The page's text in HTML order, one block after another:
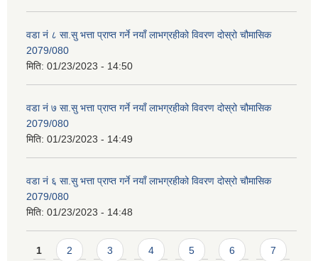
वडा नं ८ सा.सु भत्ता प्राप्त गर्ने नयाँ लाभग्रहीको विवरण दोस्रो चौमासिक
2079/080
मिति: 01/23/2023 - 14:50
वडा नं ७ सा.सु भत्ता प्राप्त गर्ने नयाँ लाभग्रहीको विवरण दोस्रो चौमासिक
2079/080
मिति: 01/23/2023 - 14:49
वडा नं ६ सा.सु भत्ता प्राप्त गर्ने नयाँ लाभग्रहीको विवरण दोस्रो चौमासिक
2079/080
मिति: 01/23/2023 - 14:48
Pages
1 2 3 4 5 6 7